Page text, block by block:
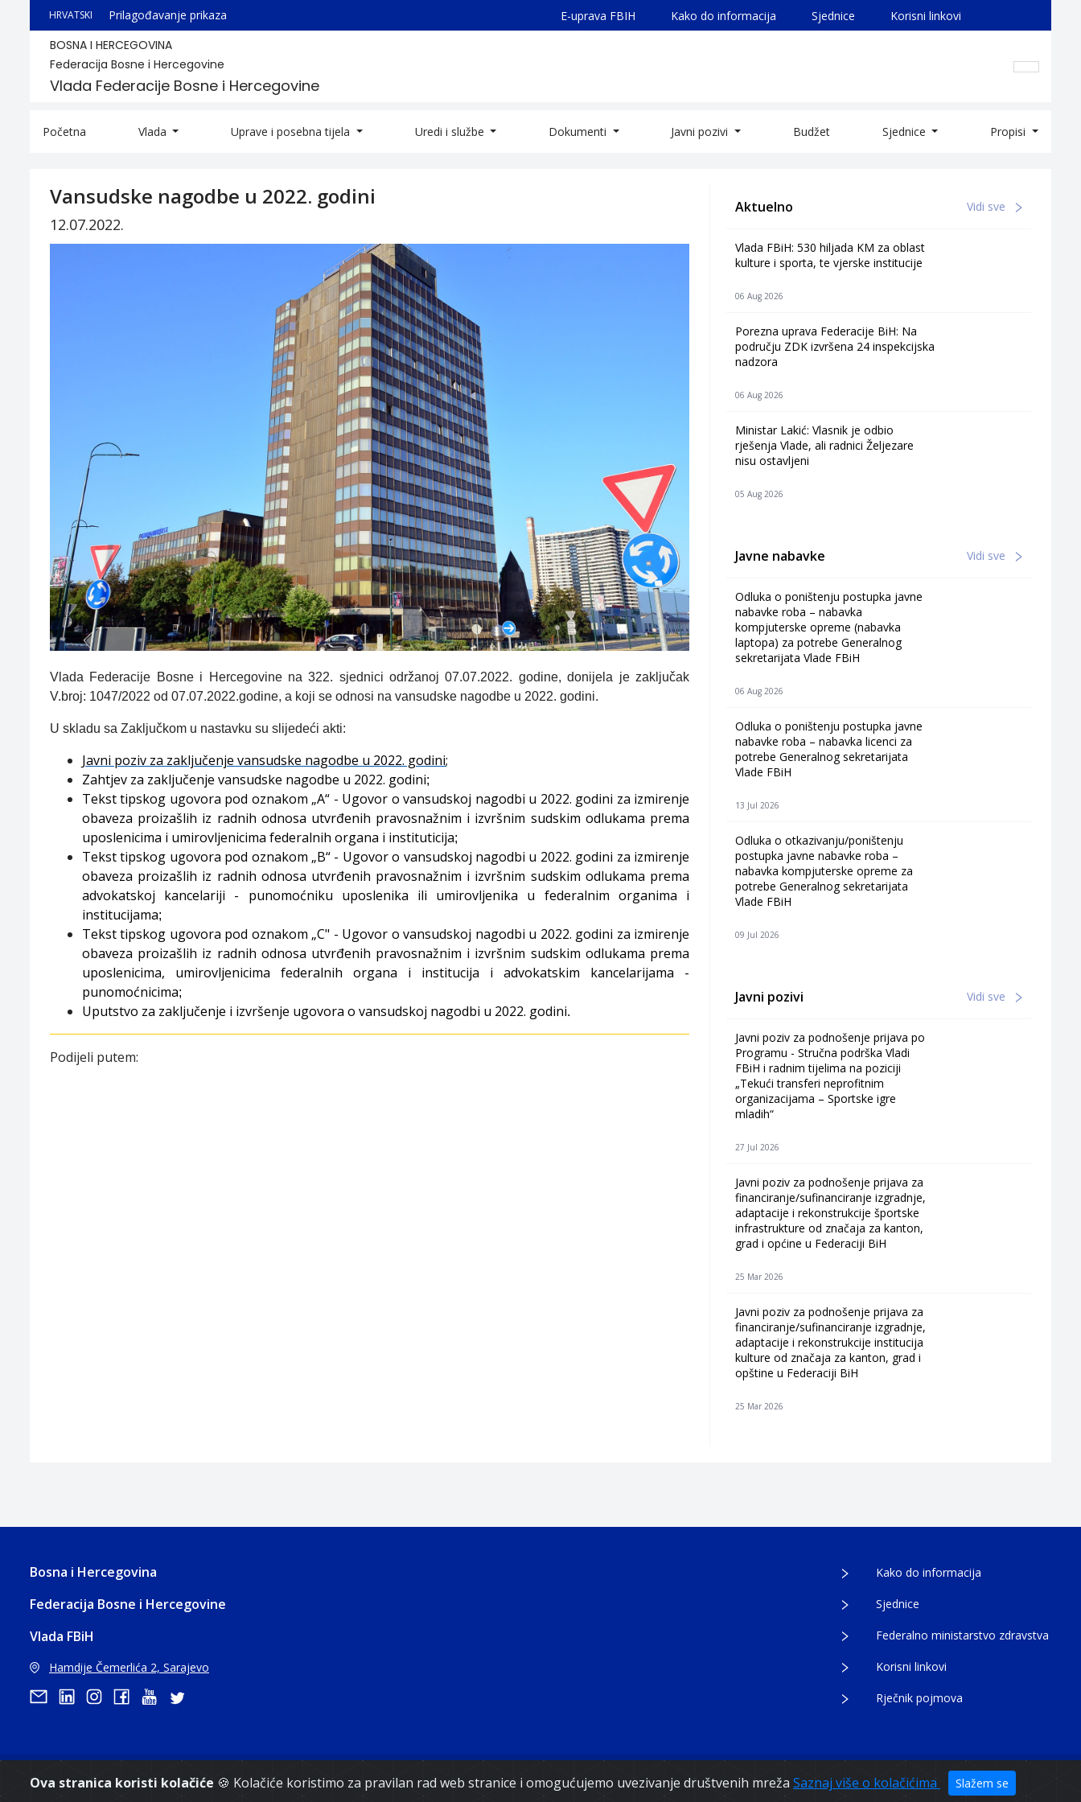
Ova stranica koristi kolačiće 🍪 Kolačiće koristimo za pravilan rad web stranice i omogućujemo uvezivanje društvenih mreža Saznaj više o kolačićima Slažem se
HRVATSKI Prilagođavanje prikaza E-uprava FBIH Kako do informacija Sjednice Korisni linkovi
BOSNA I HERCEGOVINA
Federacija Bosne i Hercegovine
Vlada Federacije Bosne i Hercegovine
Početna Vlada Uprave i posebna tijela Uredi i službe Dokumenti Javni pozivi Budžet Sjednice Propisi
Vansudske nagodbe u 2022. godini
12.07.2022.
Vlada Federacije Bosne i Hercegovine na 322. sjednici održanoj 07.07.2022. godine, donijela je zaključak
V.broj: 1047/2022 od 07.07.2022.godine, a koji se odnosi na vansudske nagodbe u 2022. godini.
U skladu sa Zaključkom u nastavku su slijedeći akti:
Javni poziv za zaključenje vansudske nagodbe u 2022. godini;
Zahtjev za zaključenje vansudske nagodbe u 2022. godini;
Tekst tipskog ugovora pod oznakom „A“ - Ugovor o vansudskoj nagodbi u 2022. godini za izmirenje
obaveza proizašlih iz radnih odnosa utvrđenih pravosnažnim i izvršnim sudskim odlukama prema
uposlenicima i umirovljenicima federalnih organa i instituticija;
Tekst tipskog ugovora pod oznakom „B“ - Ugovor o vansudskoj nagodbi u 2022. godini za izmirenje
obaveza proizašlih iz radnih odnosa utvrđenih pravosnažnim i izvršnim sudskim odlukama prema
advokatskoj kancelariji - punomoćniku uposlenika ili umirovljenika u federalnim organima i
institucijama;
Tekst tipskog ugovora pod oznakom „C" - Ugovor o vansudskoj nagodbi u 2022. godini za izmirenje
obaveza proizašlih iz radnih odnosa utvrđenih pravosnažnim i izvršnim sudskim odlukama prema
uposlenicima, umirovljenicima federalnih organa i institucija i advokatskim kancelarijama -
punomoćnicima;
Uputstvo za zaključenje i izvršenje ugovora o vansudskoj nagodbi u 2022. godini.
Podijeli putem:
Aktuelno Vidi sve
Vlada FBiH: 530 hiljada KM za oblast
kulture i sporta, te vjerske institucije
06 Aug 2026
Porezna uprava Federacije BiH: Na
području ZDK izvršena 24 inspekcijska
nadzora
06 Aug 2026
Ministar Lakić: Vlasnik je odbio
rješenja Vlade, ali radnici Željezare
nisu ostavljeni
05 Aug 2026
Javne nabavke Vidi sve
Odluka o poništenju postupka javne
nabavke roba – nabavka
kompjuterske opreme (nabavka
laptopa) za potrebe Generalnog
sekretarijata Vlade FBiH
06 Aug 2026
Odluka o poništenju postupka javne
nabavke roba – nabavka licenci za
potrebe Generalnog sekretarijata
Vlade FBiH
13 Jul 2026
Odluka o otkazivanju/poništenju
postupka javne nabavke roba –
nabavka kompjuterske opreme za
potrebe Generalnog sekretarijata
Vlade FBiH
09 Jul 2026
Javni pozivi Vidi sve
Javni poziv za podnošenje prijava po
Programu - Stručna podrška Vladi
FBiH i radnim tijelima na poziciji
„Tekući transferi neprofitnim
organizacijama – Sportske igre
mladih“
27 Jul 2026
Javni poziv za podnošenje prijava za
financiranje/sufinanciranje izgradnje,
adaptacije i rekonstrukcije športske
infrastrukture od značaja za kanton,
grad i općine u Federaciji BiH
25 Mar 2026
Javni poziv za podnošenje prijava za
financiranje/sufinanciranje izgradnje,
adaptacije i rekonstrukcije institucija
kulture od značaja za kanton, grad i
opštine u Federaciji BiH
25 Mar 2026
Bosna i Hercegovina
Federacija Bosne i Hercegovine
Vlada FBiH
Hamdije Čemerlića 2, Sarajevo
Kako do informacija
Sjednice
Federalno ministarstvo zdravstva
Korisni linkovi
Rječnik pojmova
Copyright 2021. Vlada Federacije Bosne i Hercegovine